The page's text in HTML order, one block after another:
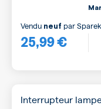
25,99 €
Vendu neuf par
Interrupteur